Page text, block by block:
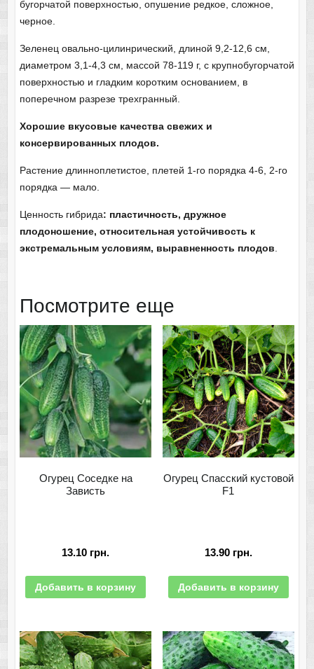
бугорчатой поверхностью, опушение редкое, сложное,
черное.
Зеленец овально-цилинрический, длиной 9,2-12,6 см,
диаметром 3,1-4,3 см, массой 78-119 г, с крупнобугорчатой
поверхностью и гладким коротким основанием, в
поперечном разрезе трехгранный.
Хорошие вкусовые качества свежих и
консервированных плодов.
Растение длинноплетистое, плетей 1-го порядка 4-6, 2-го
порядка — мало.
Ценность гибрида: пластичность, дружное
плодоношение, относительная устойчивость к
экстремальным условиям, выравненность плодов.
Посмотрите еще
Огурец Соседке на
Зависть
13.10 грн.
Добавить в корзину
Огурец Спасский кустовой
F1
13.90 грн.
Добавить в корзину